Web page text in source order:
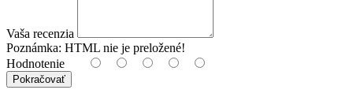
Vaša recenzia
Poznámka: HTML nie je preložené!
Hodnotenie
Pokračovať